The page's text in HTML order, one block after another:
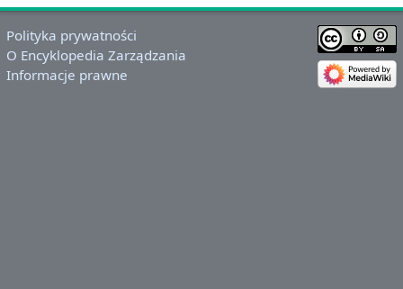
Polityka prywatności
O Encyklopedia Zarządzania
Informacje prawne